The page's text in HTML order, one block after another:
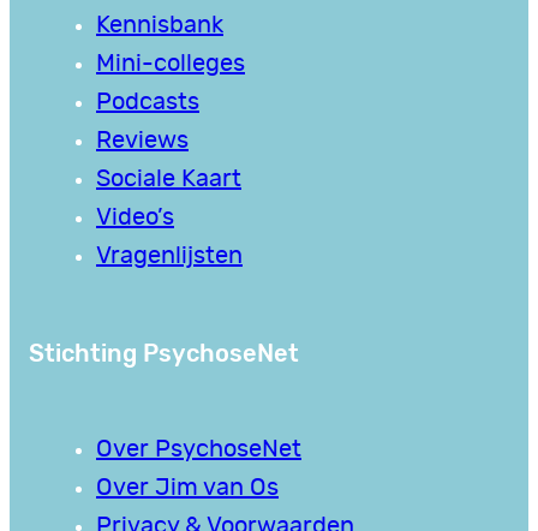
Kennisbank
Mini-colleges
Podcasts
Reviews
Sociale Kaart
Video’s
Vragenlijsten
Stichting PsychoseNet
Over PsychoseNet
Over Jim van Os